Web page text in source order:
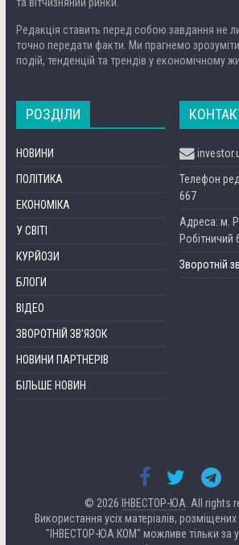
та вітчизняний ринки.
Редакція ставить перед собою завдання не
точно передати факти. Ми прагнемо зрозуміти
подій, тенденцій та трендів у економічному
РОЗДІЛИ
НОВИНИ
ПОЛІТИКА
ЕКОНОМІКА
У СВІТІ
КУРЙОЗИ
БЛОГИ
ВІДЕО
ЗВОРОТНІЙ ЗВ’ЯЗОК
НОВИНИ ПАРТНЕРІВ
БІЛЬШЕ НОВИН
Телефон
667
Адреса: м.
Робітничий
Зворотній
© 2026 ІНВЕСТОР-ЮА. All rights
Використання усіх матеріалів, розміщених
"ІНВЕСТОР-ЮА.КОМ" можливе тільки за